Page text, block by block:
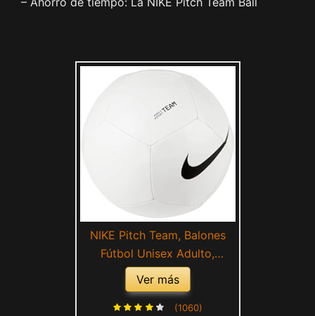
NIKE Pitch Team, Balones
Fútbol Unisex Adulto,
Blanco, 5
Ver más
(1060)